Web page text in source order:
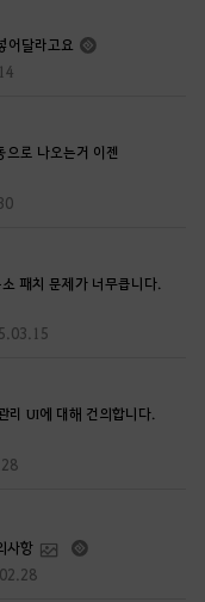
어달라고요
으로 나오는거 이젠
패치 문제가 너무큽니다.
리 UI에 대해 건의합니다.
사항